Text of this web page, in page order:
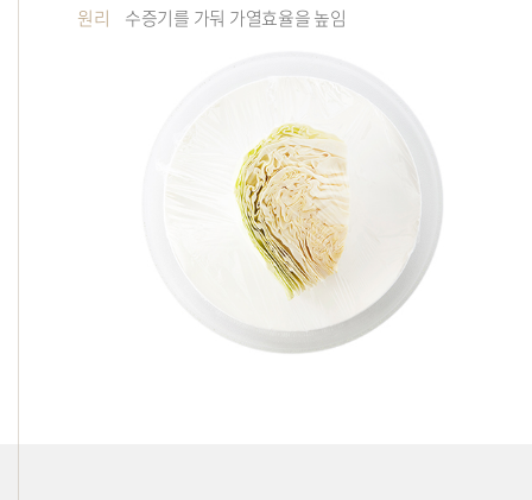
원리
수증기를 가둬 가열효율을 높임